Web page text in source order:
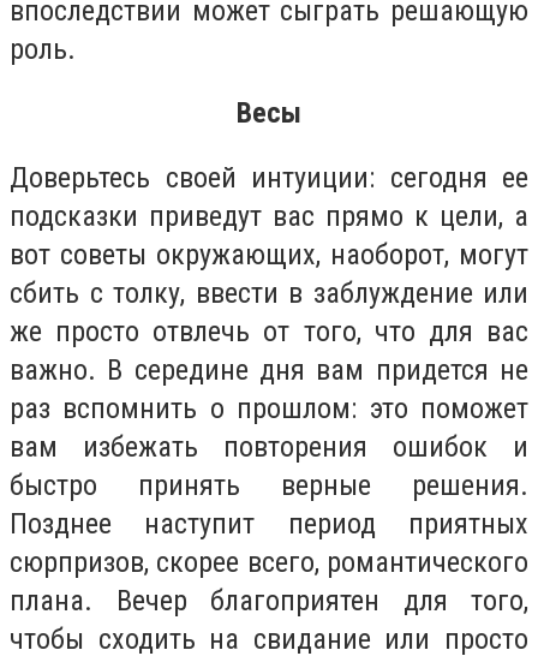
впоследствии может сыграть решающую
роль.
Весы
Доверьтесь своей интуиции: сегодня ее
подсказки приведут вас прямо к цели, а
вот советы окружающих, наоборот, могут
сбить с толку, ввести в заблуждение или
же просто отвлечь от того, что для вас
важно. В середине дня вам придется не
раз вспомнить о прошлом: это поможет
вам избежать повторения ошибок и
быстро принять верные решения.
Позднее наступит период приятных
сюрпризов, скорее всего, романтического
плана. Вечер благоприятен для того,
чтобы сходить на свидание или просто